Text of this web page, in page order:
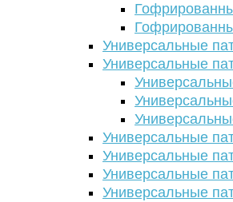
Универсальные
Универсальные
Универсальные
Универсальные
Универсальные
Универсальные